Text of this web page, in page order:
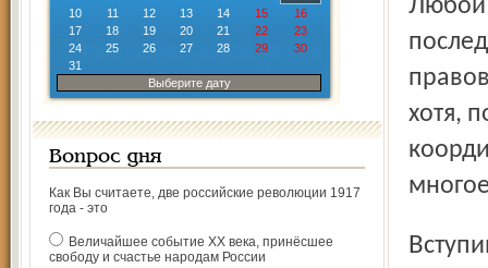
10
11 12 13 14 15
16
17
18 19 20 21 22
23
24
25 26 27 28 29
30
31
Выберите дату
Вопрос дня
Как Вы считаете, две российские революции 1917
года - это
Величайшее событие ХХ века, принёсшее
свободу и счастье народам России
Любой глобальный проект подразумевает ряд
хотя,
Вступивший в силу в июле 2010 года федеральный закон